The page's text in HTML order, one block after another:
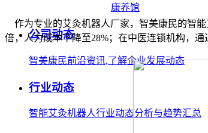
康养馆
公司动态
智美康民前沿资讯,了解企业发展动态
行业动态
智能艾灸机器人行业动态分析与趋势汇总
作为专业的艾灸机器人厂家，智美康民的智能
倍，人力成本下降至28%；在中医连锁机构，